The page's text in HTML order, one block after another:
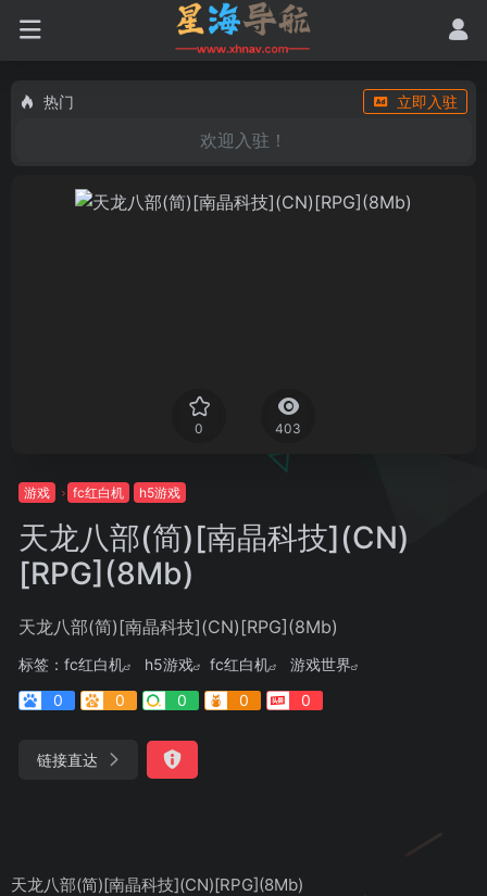
热门 立即入驻
欢迎入驻！
0 403
游戏 fc红白机 h5游戏
天龙八部(简)[南晶科技](CN)
[RPG](8Mb)
天龙八部(简)[南晶科技](CN)[RPG](8Mb)
标签： fc红白机 h5游戏 fc红白机
游戏世界
0
0 0 0 0
链接直达
天龙八部(简)[南晶科技](CN)[RPG](8Mb)